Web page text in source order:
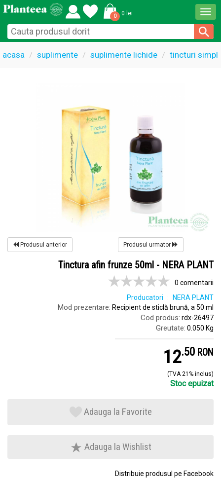
0 0 lei
acasa suplimente suplimente lichide tincturi
Produsul anterior Produsul urmator
Tinctura afin frunze 50ml - NERA PLANT
0 comentarii
Producatori
NERA PLANT
Mod prezentare: Recipient de sticlă brună, a 50 ml
Cod produs: rdx-26497
Greutate: 0.050 Kg
12.5 RON
(TVA 21% inclus)
Stoc epuizat
Adauga la Favorite
Adauga la Wishlist
Distribuie produsul pe Facebook